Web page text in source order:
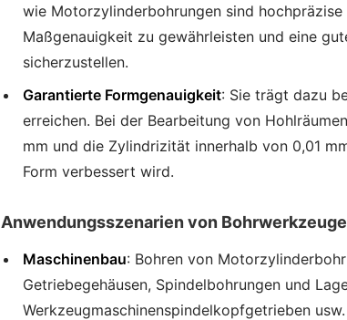
wie Motorzylinderbohrungen sind
Maßgenauigkeit zu gewährleisten und eine
sicherzustellen.
Garantierte Formgenauigkeit: Sie trägt dazu
erreichen. Bei der Bearbeitung von
mm und die Zylindrizität innerhalb von 0,01
Form verbessert wird.
Anwendungsszenarien von
Maschinenbau: Bohren von
Getriebegehäusen, Spindelbohrungen und
Werkzeugmaschinenspindelkopfgetrieben usw.